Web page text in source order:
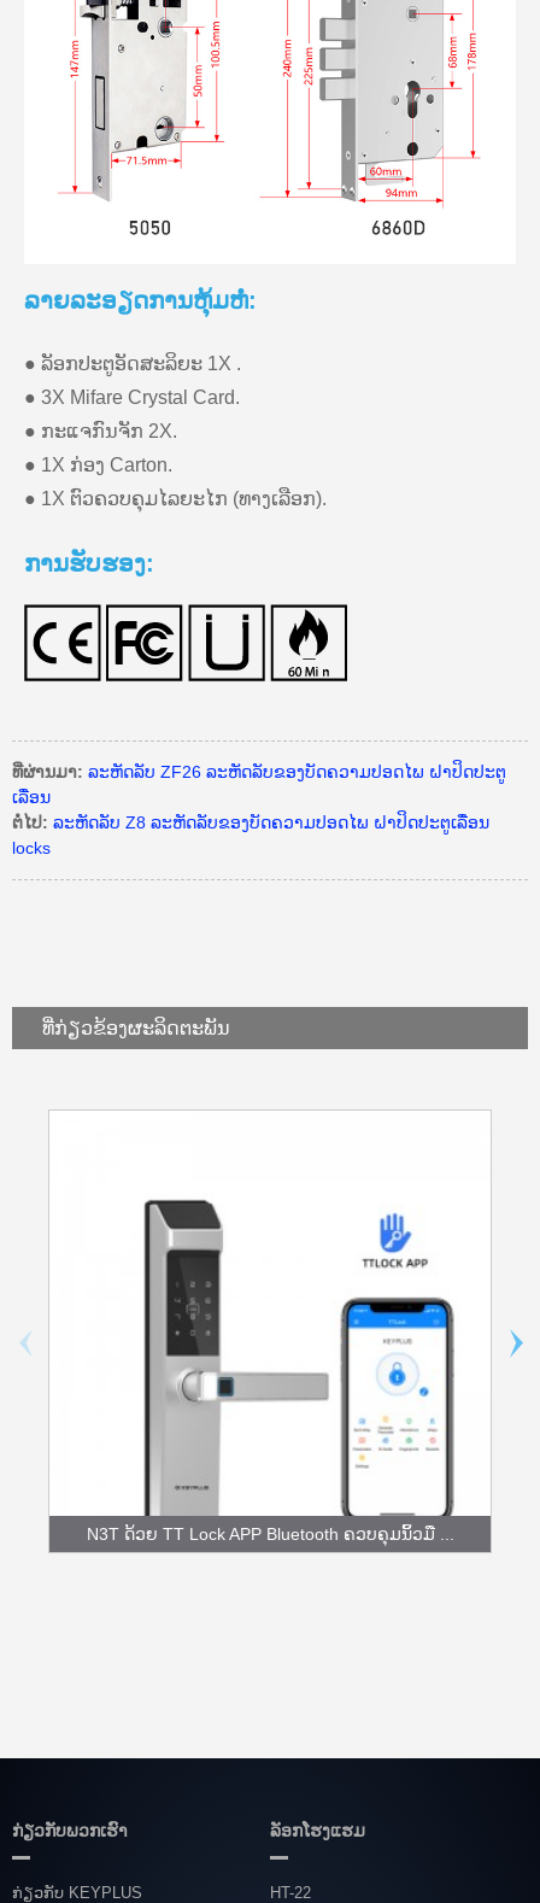
ລາຍ​ລະ​ອຽດ​ການ​ຫຸ້ມ​ຫໍ່​:
● ລັອກປະຕູອັດສະລິຍະ 1X .
● 3X Mifare Crystal Card.
● ກະແຈກົນຈັກ 2X.
● 1X ກ່ອງ Carton.
● 1X ຕົວຄວບຄຸມໄລຍະໄກ (ທາງເລືອກ).
ການ​ຮັບ​ຮອງ​:
ທີ່ຜ່ານມາ: ລະຫັດລັບ ZF26 ລະຫັດລັບຂອງບັດຄວາມປອດໄພ ຝາປິດປະຕູ
ເລື່ອນ
ຕໍ່ໄປ: ລະຫັດລັບ Z8 ລະຫັດລັບຂອງບັດຄວາມປອດໄພ ຝາປິດປະຕູເລື່ອນ
locks
ທີ່ກ່ຽວຂ້ອງຜະລິດຕະພັນ
N3T ດ້ວຍ TT Lock APP Bluetooth ຄວບຄຸມນິ້ວມື ...
ກ່ຽວ​ກັບ​ພວກ​ເຮົາ
ກ່ຽວກັບ KEYPLUS
ລັອກໂຮງແຮມ
HT-22